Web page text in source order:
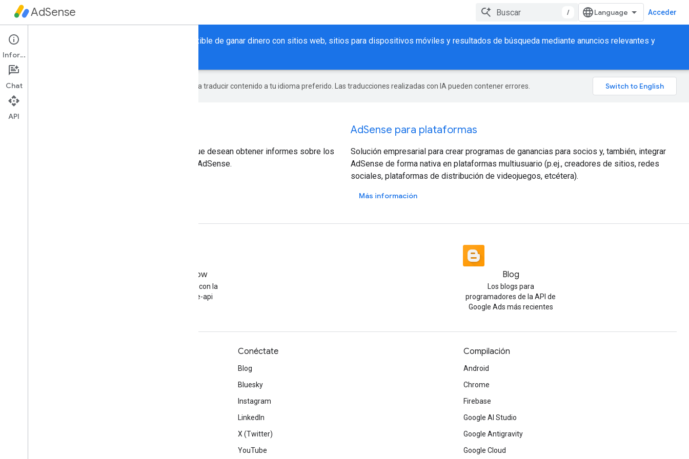
AdSense / Acceder
Google AdSense proporciona una manera libre y flexible de ganar dinero con sitios web, sitios para dispositivos móviles y resultados de búsqueda mediante anuncios relevantes y
atractivos.
Google utiliza tecnología de IA para traducir contenido a tu idioma preferido. Las traducciones realizadas con IA pueden contener errores.
Está destinado a los desarrolladores individuales que desean obtener informes sobre los
ingresos de AdSense y administrar el inventario de AdSense.
AdSense para plataformas
Solución empresarial para crear programas de ganancias para socios y, también, integrar
AdSense de forma nativa en plataformas multiusuario (p.ej., creadores de sitios, redes
sociales, plataformas de distribución de videojuegos, etcétera).
Más información
Stack Overflow
Haz una pregunta con la
etiqueta adsense-api
Blog
Los blogs para
programadores de la API de
Google Ads más recientes
Conéctate
Blog
Bluesky
Instagram
LinkedIn
X (Twitter)
YouTube
Compilación
Android
Chrome
Firebase
Google AI Studio
Google Antigravity
Google Cloud
Información
Chat
API